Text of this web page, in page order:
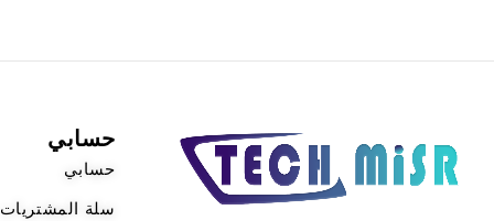
حسابي
حسابي
سلة المشتريات